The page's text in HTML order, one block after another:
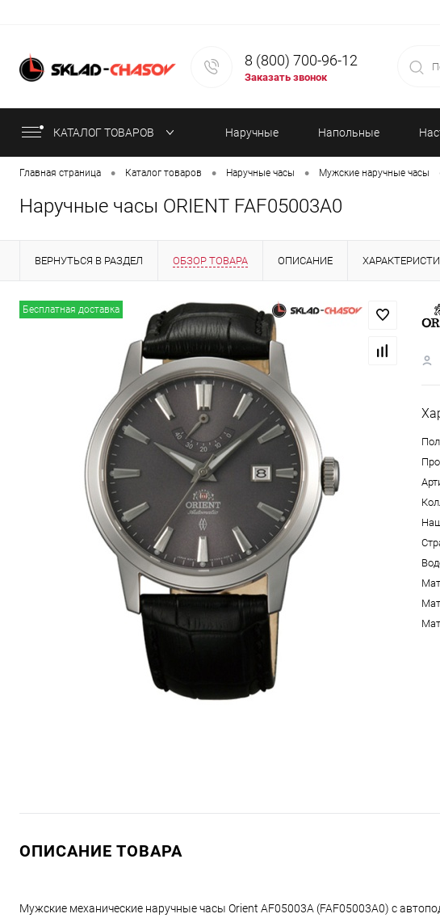
8 (800) 700-96-12
Заказать звонок
КАТАЛОГ ТОВАРОВ Наручные
часы
Напольные
часы
Главная страница • Каталог товаров • Наручные часы • Мужские наручные часы
Наручные часы ORIENT FAF05003A0
ВЕРНУТЬСЯ В РАЗДЕЛ ОБЗОР ТОВАРА ОПИСАНИЕ
ИНФОРМАЦИЯ ОБ ОПЛАТЕ СТАТЬИ
Бесплатная доставка
Пол
ОПИСАНИЕ ТОВАРА
Мужские механические наручные часы Orient AF05003A (FAF05003A0) с